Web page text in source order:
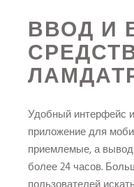
ВВОД И
Удобный интерфейс
приложение для
приемлемые, а
более 24 часов.